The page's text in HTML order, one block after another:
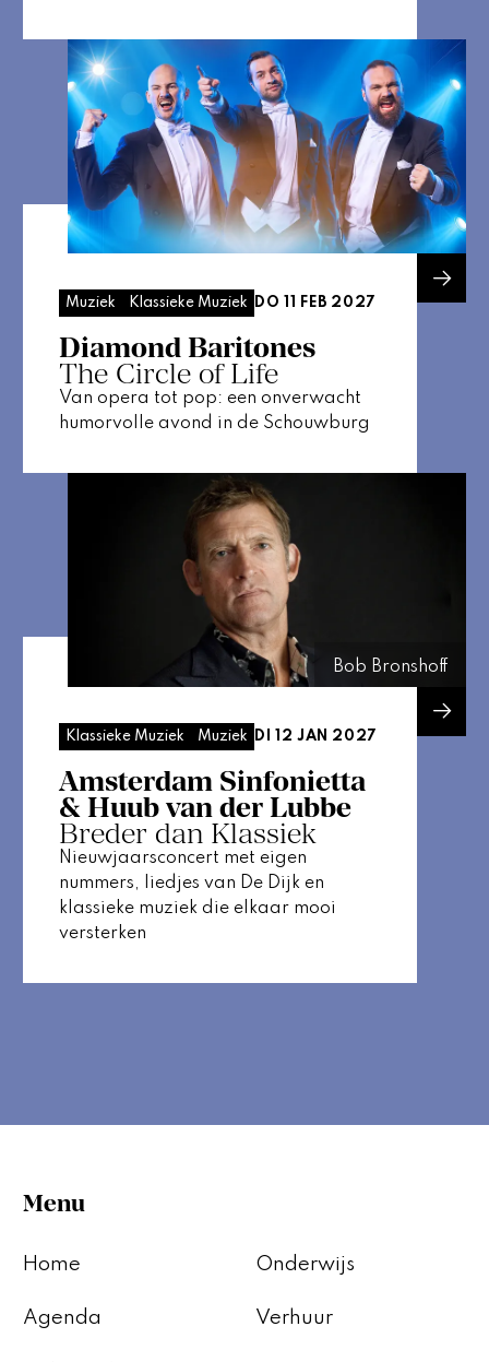
Muziek Klassieke Muziek DO 11 FEB 2027
Diamond Baritones
The Circle of Life
Van opera tot pop: een onverwacht
humorvolle avond in de Schouwburg
Klassieke Muziek Muziek DI 12 JAN 2027
Amsterdam Sinfonietta
& Huub van der Lubbe
Breder dan Klassiek
Nieuwjaarsconcert met eigen
nummers, liedjes van De Dijk en
klassieke muziek die elkaar mooi
versterken
Bob Bronshoff
Menu
Home
Agenda
Onderwijs
Verhuur